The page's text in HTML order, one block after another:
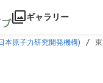
ギャラリー
本原子力研究開発機構)